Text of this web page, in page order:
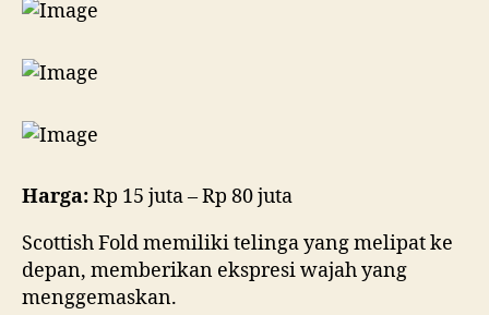
Harga:Rp 15 juta – Rp 80 juta
Scottish Fold memiliki telinga yang melipat ke
depan, memberikan ekspresi wajah yang
menggemaskan.